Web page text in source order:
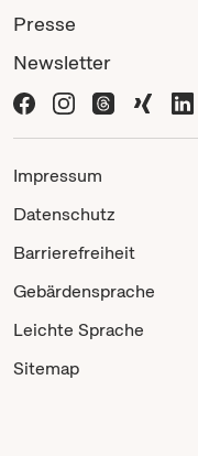
Presse
Newsletter
Impressum
Datenschutz
Barrierefreiheit
Gebärdensprache
Leichte Sprache
Sitemap